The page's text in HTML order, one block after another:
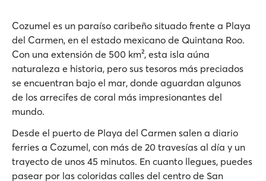
Cozumel es un paraíso caribeño situado frente a Playa
del Carmen, en el estado mexicano de Quintana Roo.
Con una extensión de 500 km², esta isla aúna
naturaleza e historia, pero sus tesoros más preciados
se encuentran bajo el mar, donde aguardan algunos
de los arrecifes de coral más impresionantes del
mundo.
Desde el puerto de Playa del Carmen salen a diario
ferries a Cozumel, con más de 20 travesías al día y un
trayecto de unos 45 minutos. En cuanto llegues, puedes
pasear por las coloridas calles del centro de San